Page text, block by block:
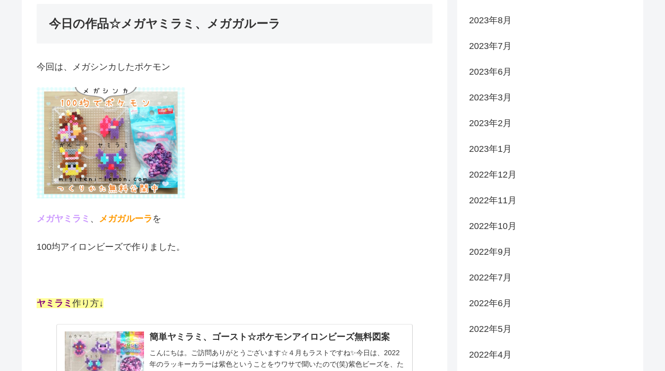
今日の作品☆メガヤミラミ、メガガルーラ
今回は、メガシンカしたポケモン
メガヤミラミ 、 メガガルーラ を
100均アイロンビーズで作りました。
ヤミラミ 作り方↓
簡単ヤミラミ、ゴースト☆ポケモンアイロンビーズ無料図案
こんにちは。ご訪問ありがとうございます☆４月もラストですね✨今日は、2022
年のラッキーカラーは紫色ということをウワサで聞いたので(笑)紫色ビーズを、た
2023年8月
2023年7月
2023年6月
2023年3月
2023年2月
2023年1月
2022年12月
2022年11月
2022年10月
2022年9月
2022年7月
2022年6月
2022年5月
2022年4月